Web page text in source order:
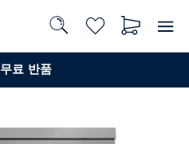
무료 반품